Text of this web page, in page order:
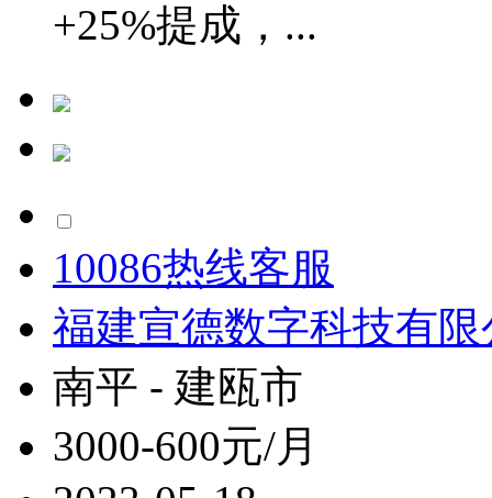
+25%提成，...
10086热线客服
福建宣德数字科技有限
南平 - 建瓯市
3000-600元/月